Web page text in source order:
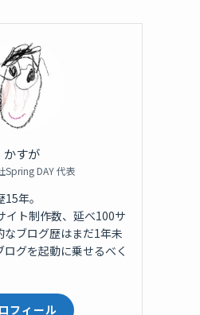
かすが
Spring DAY 代表
年。
イト制作数、延べ100サ
なブログ歴はまだ1年未
グを起動に乗せるべく
フィール